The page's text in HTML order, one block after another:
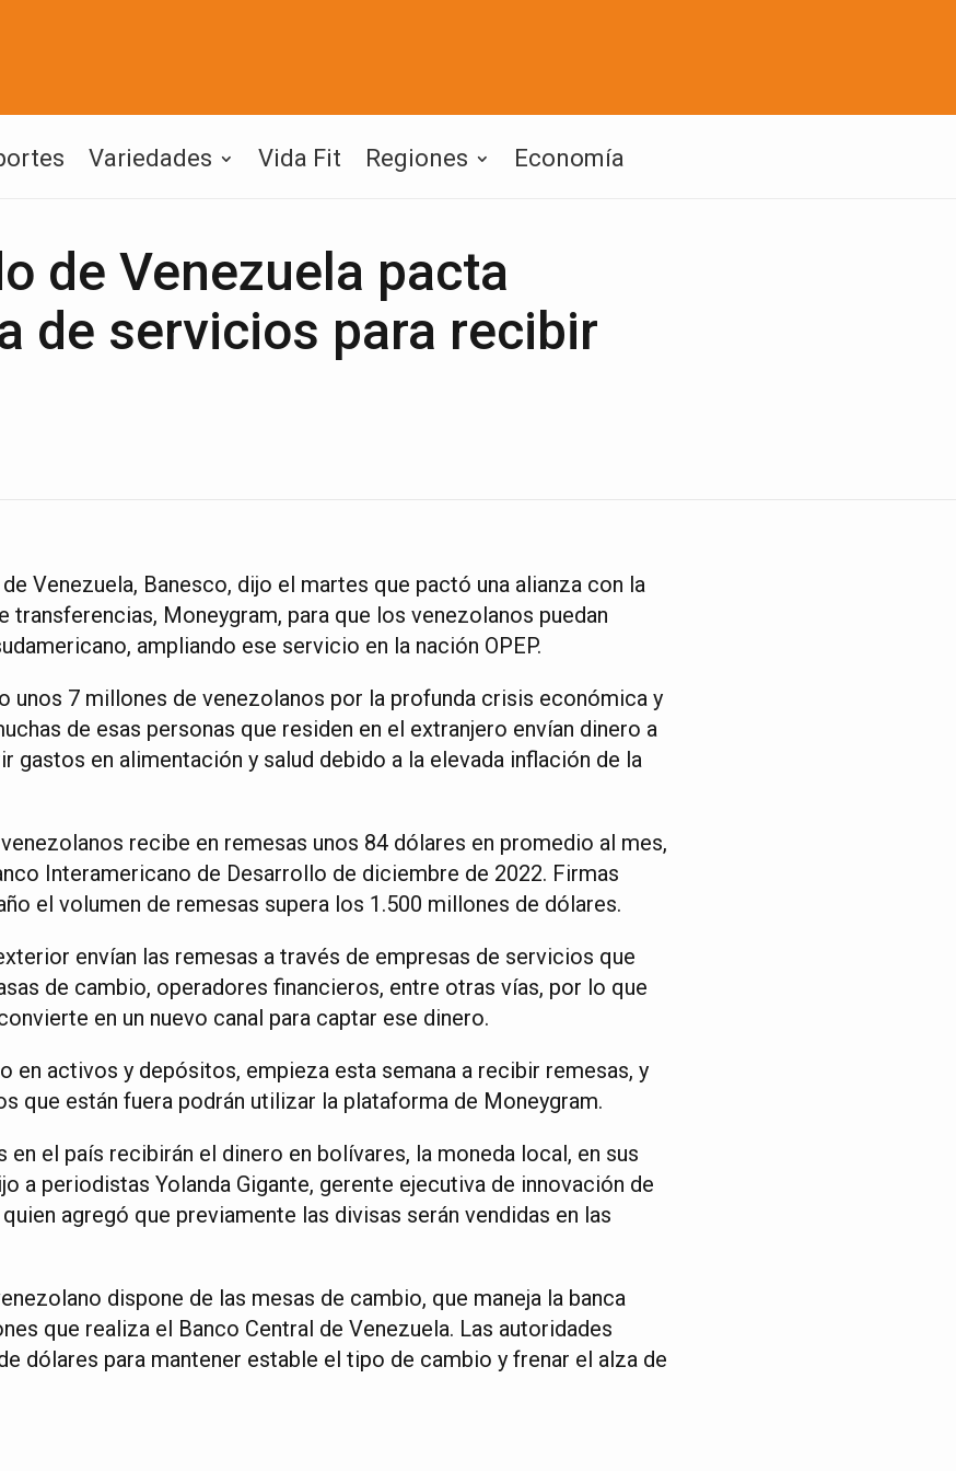
Variedades Vida Fit Regiones Economía
de Venezuela pacta
de servicios para recibir
Venezuela, Banesco, dijo el martes que pactó una alianza con la
transferencias, Moneygram, para que los venezolanos puedan
ampliando ese servicio en la nación OPEP.
unos 7 millones de venezolanos por la profunda crisis económica y
de esas personas que residen en el extranjero envían dinero a
gastos en alimentación y salud debido a la elevada inflación de la
recibe en remesas unos 84 dólares en promedio al mes,
Interamericano de Desarrollo de diciembre de 2022. Firmas
el volumen de remesas supera los 1.500 millones de dólares.
envían las remesas a través de empresas de servicios que
de cambio, operadores financieros, entre otras vías, por lo que
en un nuevo canal para captar ese dinero.
en activos y depósitos, empieza esta semana a recibir remesas, y
que están fuera podrán utilizar la plataforma de Moneygram.
en el país recibirán el dinero en bolívares, la moneda local, en sus
a periodistas Yolanda Gigante, gerente ejecutiva de innovación de
agregó que previamente las divisas serán vendidas en las
dispone de las mesas de cambio, que maneja la banca
que realiza el Banco Central de Venezuela. Las autoridades
dólares para mantener estable el tipo de cambio y frenar el alza de